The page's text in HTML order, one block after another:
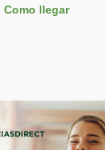
Como llegar